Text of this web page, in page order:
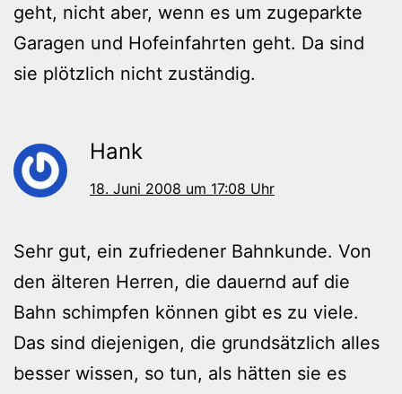
geht, nicht aber, wenn es um zugeparkte
Garagen und Hofeinfahrten geht. Da sind
sie plötzlich nicht zuständig.
Hank
18. Juni 2008 um 17:08 Uhr
Sehr gut, ein zufriedener Bahnkunde. Von
den älteren Herren, die dauernd auf die
Bahn schimpfen können gibt es zu viele.
Das sind diejenigen, die grundsätzlich alles
besser wissen, so tun, als hätten sie es